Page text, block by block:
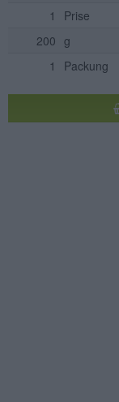
1
Prise
200 g
1
Packung